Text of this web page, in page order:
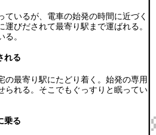
いるが、電車の始発の時間に近づく
びだされて最寄り駅まで運ばれる。
。
れる
の最寄り駅にたどり着く。始発の専用
られる。そこでもぐっすりと眠ってい
乗る